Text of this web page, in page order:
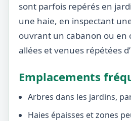
sont parfois repérés en
une haie, en inspectant
ouvrant un cabanon ou en
allées et venues répétées
Emplacements
Arbres dans les jardins,
Haies épaisses et zones